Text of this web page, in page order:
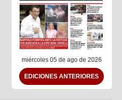
miércoles 05 de ago de 2026
EDICIONES ANTERIORES